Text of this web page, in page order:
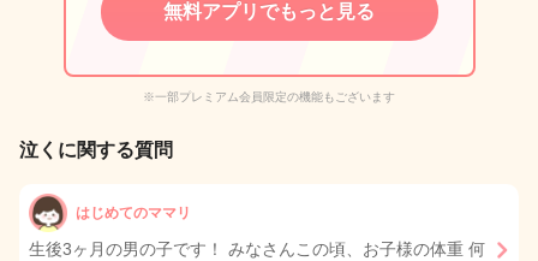
無料アプリでもっと見る
※一部プレミアム会員限定の機能もございます
泣くに関する質問
はじめてのママリ
生後3ヶ月の男の子です！ みなさんこの頃、お子様の体重 何